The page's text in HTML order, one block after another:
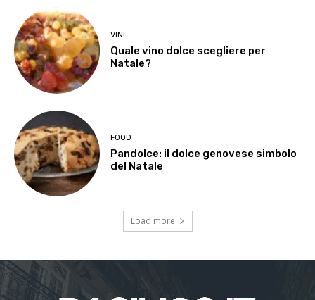
VINI
Quale vino dolce scegliere per
Natale?
FOOD
Pandolce: il dolce genovese simbolo
del Natale
Load more